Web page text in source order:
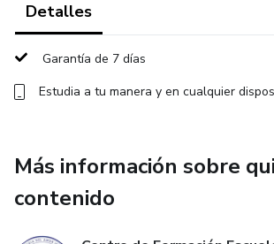
Detalles
Garantía de 7 días
Estudia a tu manera y en cualquier
Más información sobre
contenido